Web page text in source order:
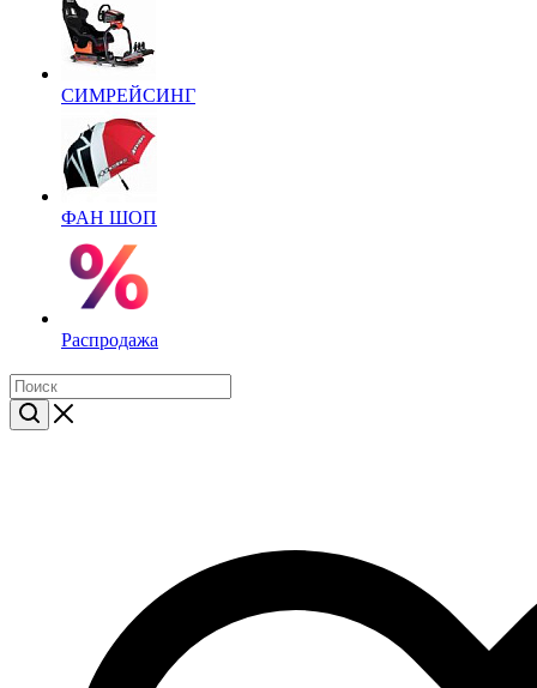
СИМРЕЙСИНГ
ФАН ШОП
Распродажа